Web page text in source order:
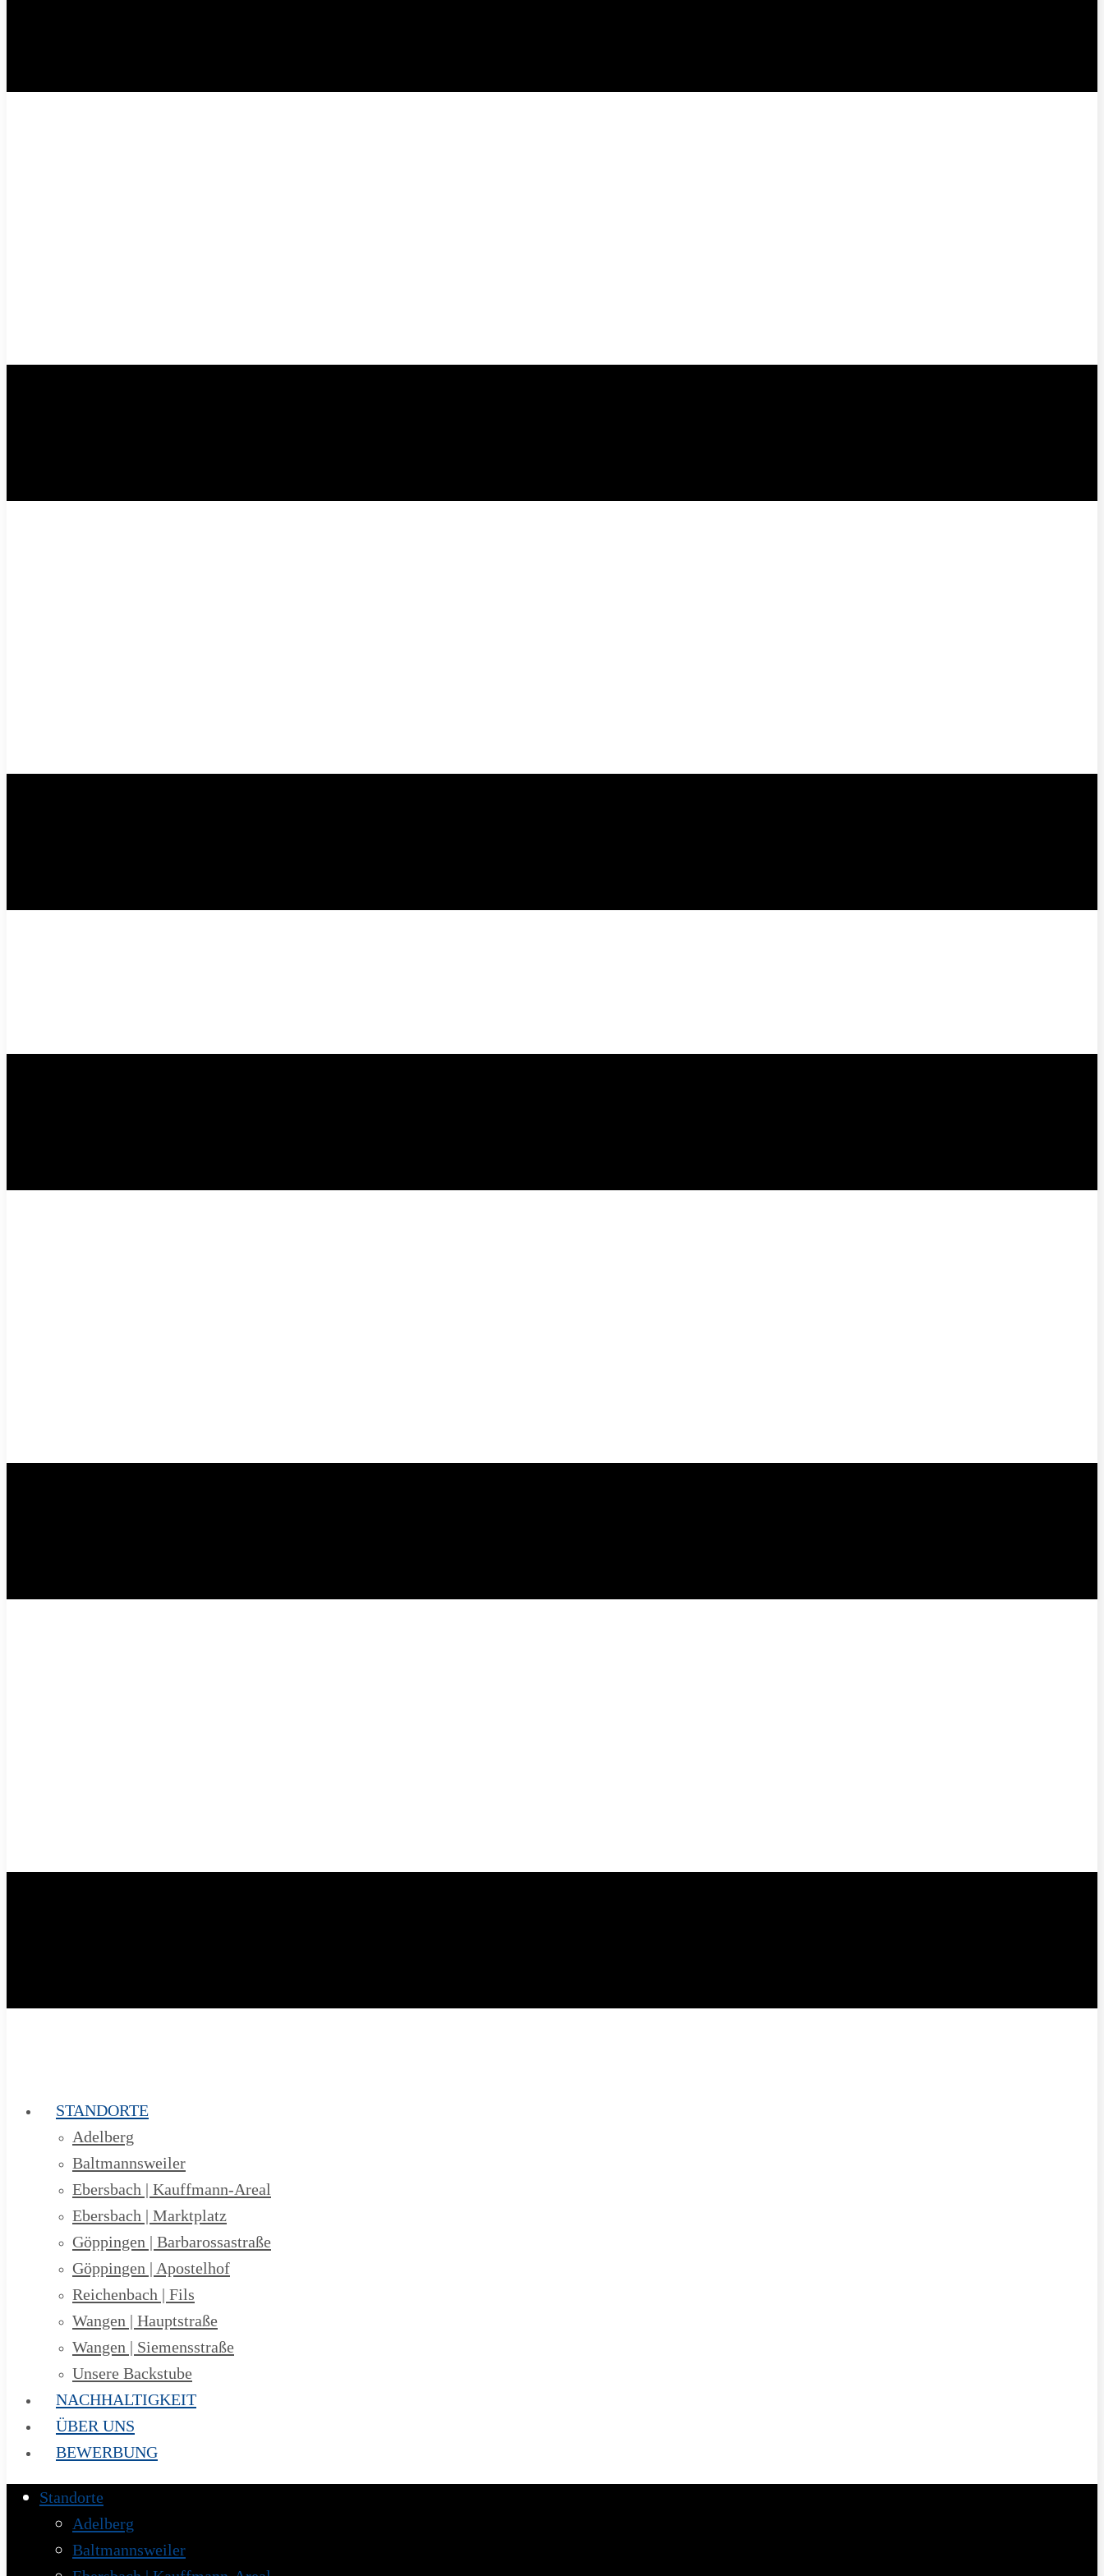
STANDORTE
Adelberg
Baltmannsweiler
Ebersbach | Kauffmann-Areal
Ebersbach | Marktplatz
Göppingen | Barbarossastraße
Göppingen | Apostelhof
Reichenbach | Fils
Wangen | Hauptstraße
Wangen | Siemensstraße
Unsere Backstube
NACHHALTIGKEIT
ÜBER UNS
BEWERBUNG
Standorte
Adelberg
Baltmannsweiler